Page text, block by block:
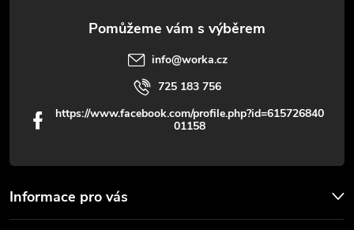
Informace pro vás
info@worka.cz
725 183 756
https://www.facebook.com/profile.php?id=615726840
01158